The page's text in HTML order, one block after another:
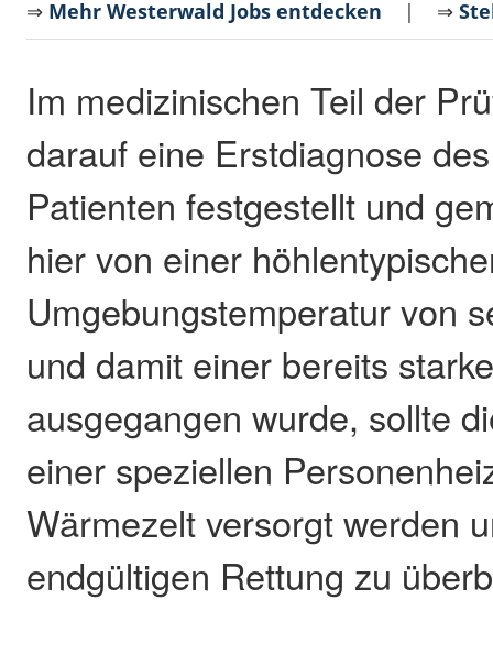
⇒ Mehr Westerwald Jobs entdecken | ⇒
Im medizinischen Teil der
darauf eine Erstdiagnose
Patienten festgestellt und
hier von einer
Umgebungstemperatur von
und damit einer bereits
ausgegangen wurde, sollte
einer speziellen
Wärmezelt versorgt werden
endgültigen Rettung zu